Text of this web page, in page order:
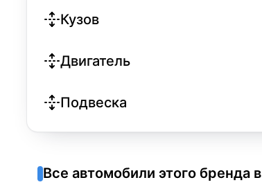
Кузов
Двигатель
Подвеска
Все автомобили этого бренда